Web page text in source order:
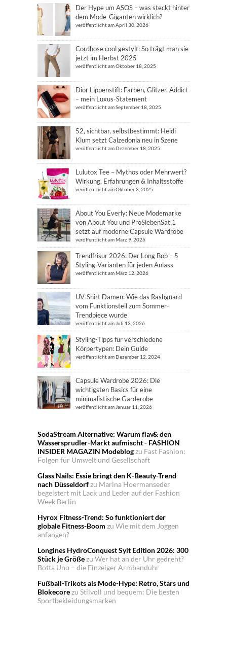
Der Hype um ASOS – was steckt hinter
dem Mode-Giganten wirklich?
veröffentlicht am April 30, 2026
Cordhose cool gestylt: So trägt man sie
jetzt im Herbst 2025
veröffentlicht am Oktober 18, 2025
Dior Lippenstift: Farben, Glitzer, Addict
– mein Luxus-Statement
veröffentlicht am September 18, 2025
52, sichtbar, selbstbestimmt: Heidi
Klum setzt Calzedonia neu in Szene
veröffentlicht am Dezember 18, 2025
Lulutox Tee – Mythos oder Mehrwert?
Wirkung, Erfahrungen & Inhaltsstoffe
veröffentlicht am Oktober 3, 2025
About You Everly: Neue Modemarke
von About You und ProSiebenSat.1
setzt auf moderne Capsule Wardrobe
veröffentlicht am März 9, 2026
Trendfrisur 2026: Der Long Bob – 5
Styling-Varianten für jeden Anlass
veröffentlicht am März 12, 2026
UV-Shirt Damen: Wie das Rashguard
vom Funktionsteil zum Sommer-
Trendpiece wurde
veröffentlicht am Juli 13, 2026
Styling-Tipps für verschiedene
Körpertypen: Dein Guide
veröffentlicht am Dezember 12, 2024
Capsule Wardrobe 2026: Die
wichtigsten Basics für eine
minimalistische Garderobe
veröffentlicht am Januar 11, 2026
SodaStream Alternative: Warum flav& den
Wassersprudler-Markt aufmischt - FASHION
INSIDER MAGAZIN Modeblogzu Fast Fashion:
Folgen für Umwelt und Gesellschaft
Glass Nails: Essie bringt den K-Beauty-Trend
nach Düsseldorfzu Marina Hoermanseder
begeistert mit Lack und Leder auf der Fashion
Week Berlin
Hyrox Fitness-Trend: So funktioniert der
globale Fitness-Boom zu Wie mit dem Joggen
anfangen?
Longines HydroConquest Sylt Edition 2026: 300
Stück je Größezu Wer hat an der Uhr gedreht?
Botta Uno – die Einzeiger Armbanduhr
Fußball-Trikots als Mode-Hype: Retro, Stars und
Blokecorezu Stilvoll und bequem: Die besten
Sportbekleidungsmarken